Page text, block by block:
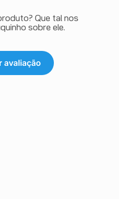
bisfosfonato).
cirurgião-dentista ou
de reações indesejáveis
Que tal nos
sobre ele.
avaliação